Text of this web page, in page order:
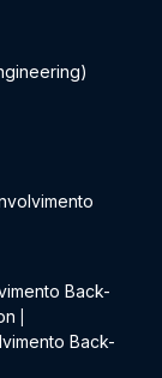
Back-
Back-